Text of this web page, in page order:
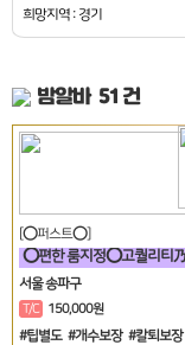
희망지역 : 경기
밤알바 51 건
[⭕퍼스트⭕]
서울 송파구
T/C 150,000원
#팁별도 #개수보장 #칼퇴보장